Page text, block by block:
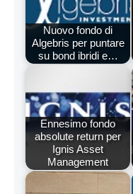
Nuovo fondo di
Algebris per puntare
su bond ibridi e…
Ennesimo fondo
absolute return per
Ignis Asset
Management